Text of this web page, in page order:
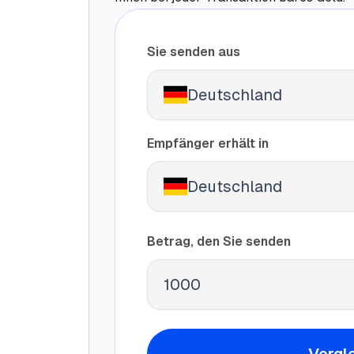
Sie senden aus
Deutschland
Empfänger erhält in
Deutschland
Betrag, den Sie senden